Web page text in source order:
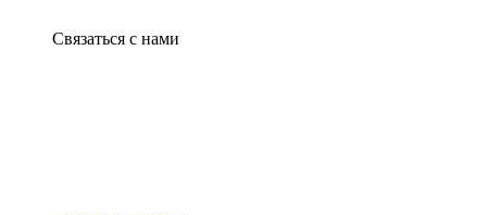
Связаться с нами